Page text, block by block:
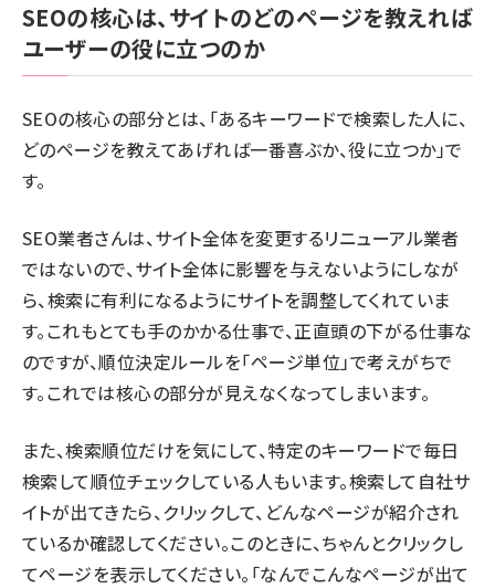
SEOの核心は、サイトのどのページを教えれば
ユーザーの役に立つのか
SEOの核心の部分とは、「あるキーワードで検索した人に、
どのページを教えてあげれば一番喜ぶか、役に立つか」で
す。
SEO業者さんは、サイト全体を変更するリニューアル業者
ではないので、サイト全体に影響を与えないようにしなが
ら、検索に有利になるようにサイトを調整してくれていま
す。これもとても手のかかる仕事で、正直頭の下がる仕事な
のですが、順位決定ルールを「ページ単位」で考えがちで
す。これでは核心の部分が見えなくなってしまいます。
また、検索順位だけを気にして、特定のキーワードで毎日
検索して順位チェックしている人もいます。検索して自社サ
イトが出てきたら、クリックして、どんなページが紹介され
ているか確認してください。このときに、ちゃんとクリックし
てページを表示してください。「なんでこんなページが出て